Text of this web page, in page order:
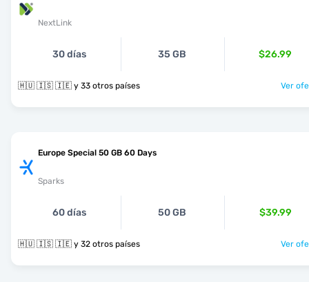
NextLink
30 días 35 GB $26.99
🇭🇺 🇮🇸 🇮🇪 y 33 otros países Ver
Europe Special 50 GB 60 Days
Sparks
60 días 50 GB $39.99
🇭🇺 🇮🇸 🇮🇪 y 32 otros países Ver